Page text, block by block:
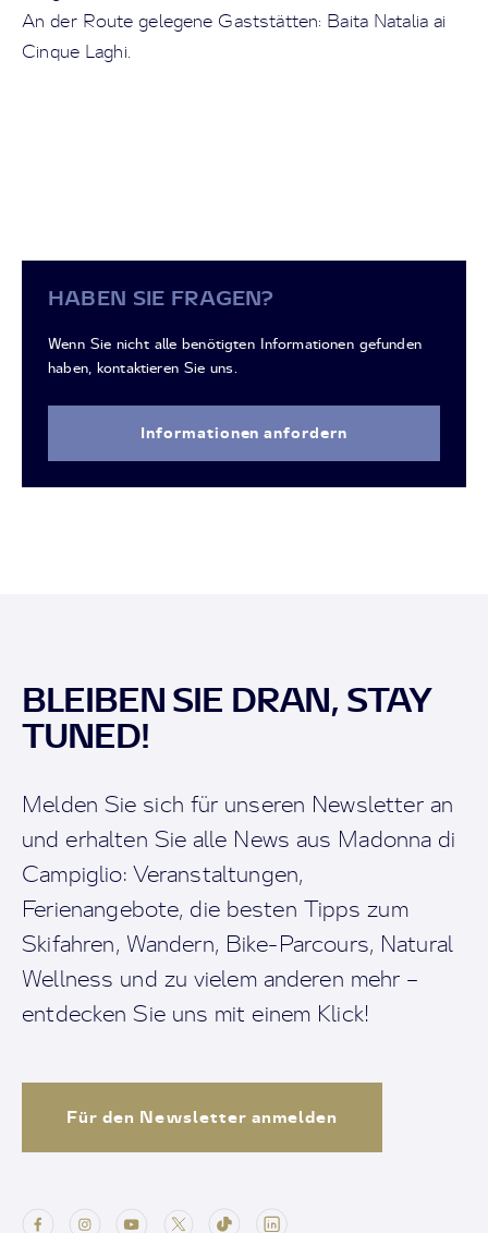
An der Route gelegene Gaststätten: Baita Natalia ai
Cinque Laghi.
HABEN SIE FRAGEN?
Wenn Sie nicht alle benötigten Informationen gefunden
haben, kontaktieren Sie uns.
Informationen anfordern
BLEIBEN SIE DRAN, STAY
TUNED!
Melden Sie sich für unseren Newsletter an
und erhalten Sie alle News aus Madonna di
Campiglio: Veranstaltungen,
Ferienangebote, die besten Tipps zum
Skifahren, Wandern, Bike-Parcours, Natural
Wellness und zu vielem anderen mehr –
entdecken Sie uns mit einem Klick!
Für den Newsletter anmelden